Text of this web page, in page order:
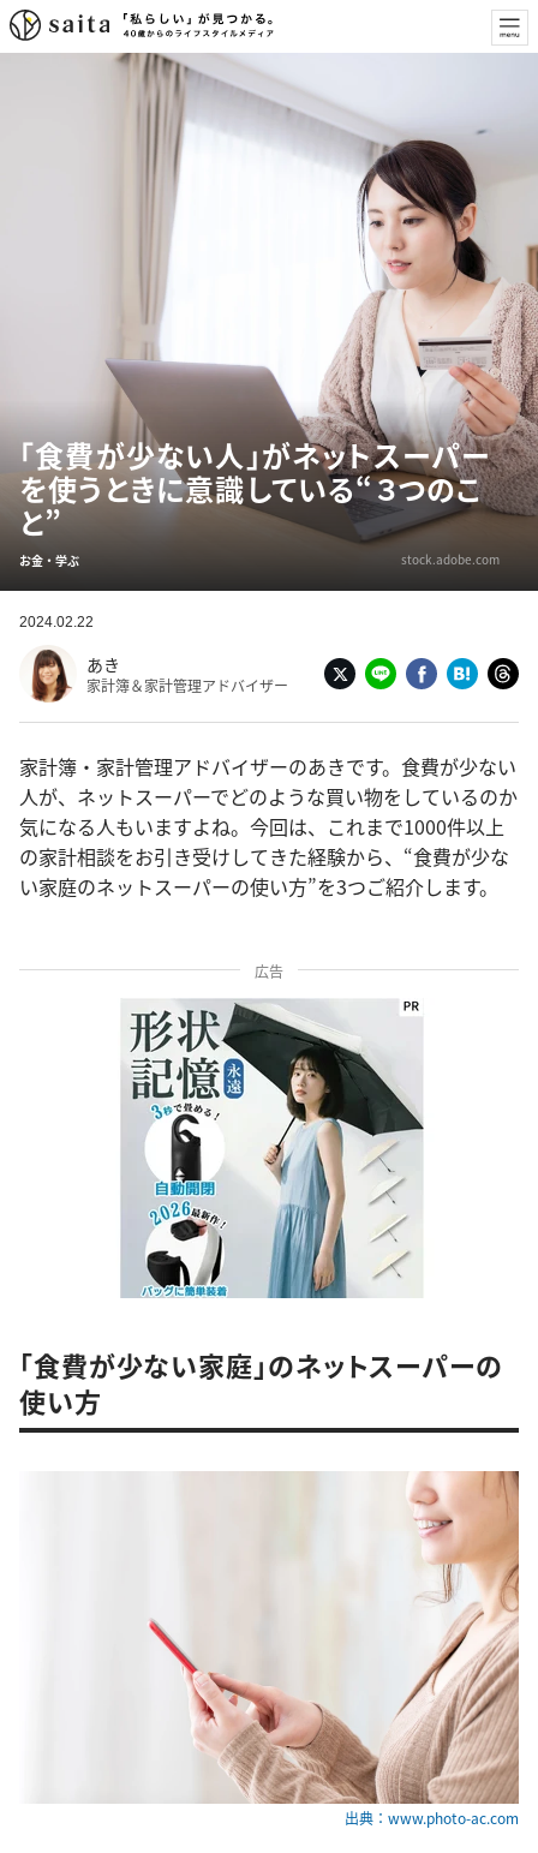
「食費が少ない人」がネットスーパー
を使うときに意識している“３つのこ
と”
お金・学ぶ stock.adobe.com
2024.02.22
あき
家計簿＆家計管理アドバイザー
家計簿・家計管理アドバイザーのあきです。食費が少ない
人が、ネットスーパーでどのような買い物をしているのか
気になる人もいますよね。今回は、これまで1000件以上
の家計相談をお引き受けしてきた経験から、“食費が少な
い家庭のネットスーパーの使い方”を3つご紹介します。
広告
「食費が少ない家庭」のネットスーパーの
使い方
出典：www.photo-ac.com